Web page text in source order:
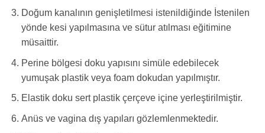
Doğum kanalının genişletilmesi istenildiğinde İstenilen
yönde kesi yapılmasına ve sütur atılması eğitimine
müsaittir.
Perine bölgesi doku yapısını simüle edebilecek
yumuşak plastik veya foam dokudan yapılmıştır.
Elastik doku sert plastik çerçeve içine yerleştirilmiştir.
Anüs ve vagina dış yapıları gözlemlenmektedir.